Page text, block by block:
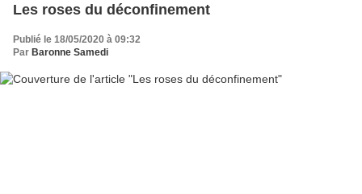
Les roses du déconfinement
Publié le 18/05/2020 à 09:32
Par Baronne Samedi